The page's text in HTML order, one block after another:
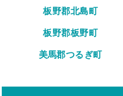
板野郡北島町
板野郡板野町
美馬郡つるぎ町